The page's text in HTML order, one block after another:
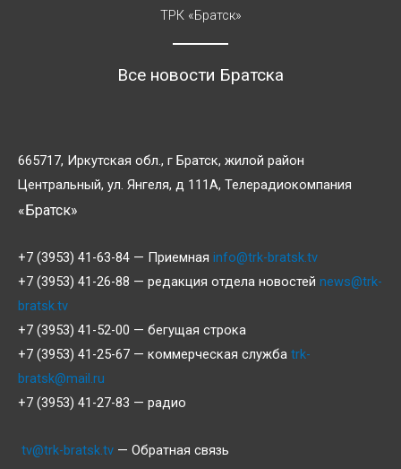
ТРК «Братск»
Все новости Братска
665717, Иркутская обл., г Братск, жилой район
Центральный, ул. Янгеля, д 111А, Телерадиокомпания
«Братск»
+7 (3953) 41-63-84 — Приемная info@trk-bratsk.tv
+7 (3953) 41-26-88 — редакция отдела новостей news@trk-
bratsk.tv
+7 (3953) 41-52-00 — бегущая строка
+7 (3953) 41-25-67 — коммерческая служба trk-
bratsk@mail.ru
+7 (3953) 41-27-83 — радио
tv@trk-bratsk.tv — Обратная связь